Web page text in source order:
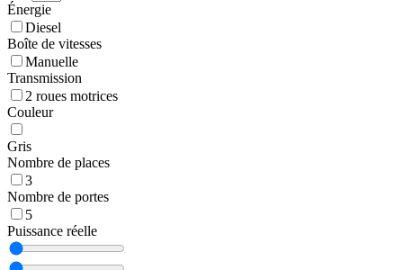
Énergie
Diesel
Boîte de vitesses
Manuelle
Transmission
2 roues motrices
Couleur
Gris
Nombre de places
3
Nombre de portes
5
Puissance réelle